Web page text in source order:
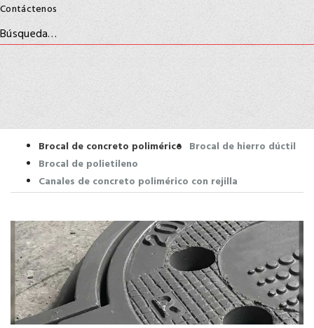
Contáctenos
Brocal de concreto polimérico Brocal de hierro dúctil
Brocal de polietileno
Canales de concreto polimérico con rejilla